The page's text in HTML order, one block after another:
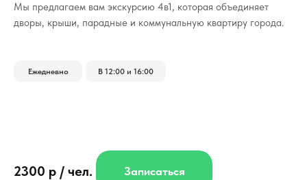
Мы предлагаем вам экскурсию 4в1, которая объединяет
дворы, крыши, парадные и коммунальную квартиру города.
2300 р / чел.
Ежедневно В 12:00 и 16:00
Записаться